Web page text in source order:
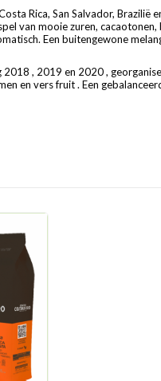
Rica, San Salvador, Brazilië
van mooie zuren, cacaotonen,
Een buitengewone
, 2019 en 2020 ,
en vers fruit . Een